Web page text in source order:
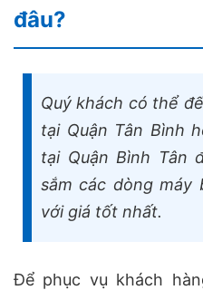
đâu?
Quý khách có thể
tại Quận Tân Bình
tại Quận Bình Tân
sắm các dòng máy
với giá tốt nhất.
Để phục vụ khách